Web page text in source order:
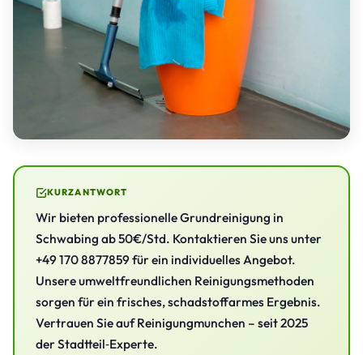
KURZANTWORT
Wir bieten professionelle Grundreinigung in
Schwabing ab 50€/Std. Kontaktieren Sie uns unter
+49 170 8877859 für ein individuelles Angebot.
Unsere umweltfreundlichen Reinigungsmethoden
sorgen für ein frisches, schadstoffarmes Ergebnis.
Vertrauen Sie auf Reinigungmunchen – seit 2025
der Stadtteil‑Experte.